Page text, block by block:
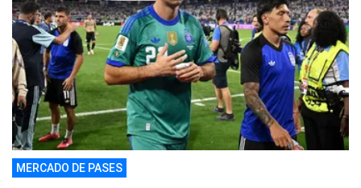
MERCADO DE PASES